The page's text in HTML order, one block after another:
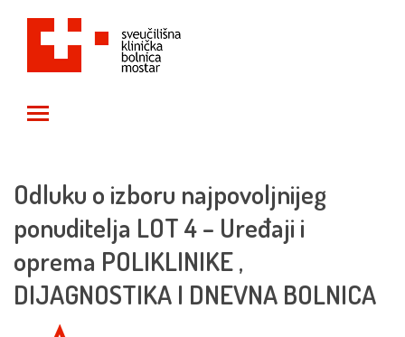
Odluku o izboru najpovoljnijeg
ponuditelja LOT 4 – Uređaji i
oprema POLIKLINIKE ,
DIJAGNOSTIKA I DNEVNA BOLNICA